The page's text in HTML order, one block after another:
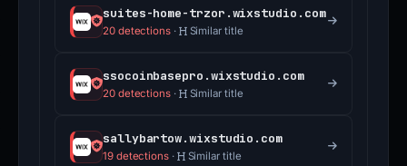
suites-home-trzor.wixstudio.com
20 detections· Similar title
ssocoinbasepro.wixstudio.com
20 detections· Similar title
sallybartow.wixstudio.com
19 detections· Similar title